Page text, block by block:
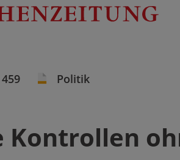
Politik
Kontrollen